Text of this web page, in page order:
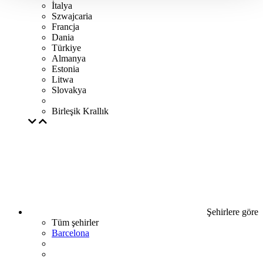
İtalya
Szwajcaria
Francja
Dania
Türkiye
Almanya
Estonia
Litwa
Slovakya
Birleşik Krallık
Şehirlere göre
Tüm şehirler
Barcelona